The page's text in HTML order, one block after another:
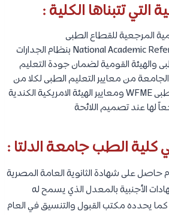
التي تتبناها الكلية :
المرجعية للقطاع الطبى
(NARS) National Academic Reference Standards بنظام الجدارات
والهيئة القومية لضمان جودة التعليم
واتخذت الجامعة من معايير التعليم الطبى لكلا من
الهيئة الفيدرالية للتعليم الطبى WFME ومعايير الهيئة الامريكية الكندية
الطب جامعة الدلتا :
على شهادة الثانوية العامة المصرية
الأجنبية بالمعدل الذي يسمح له
كما يحدده مكتب القبول والتنسيق في العام